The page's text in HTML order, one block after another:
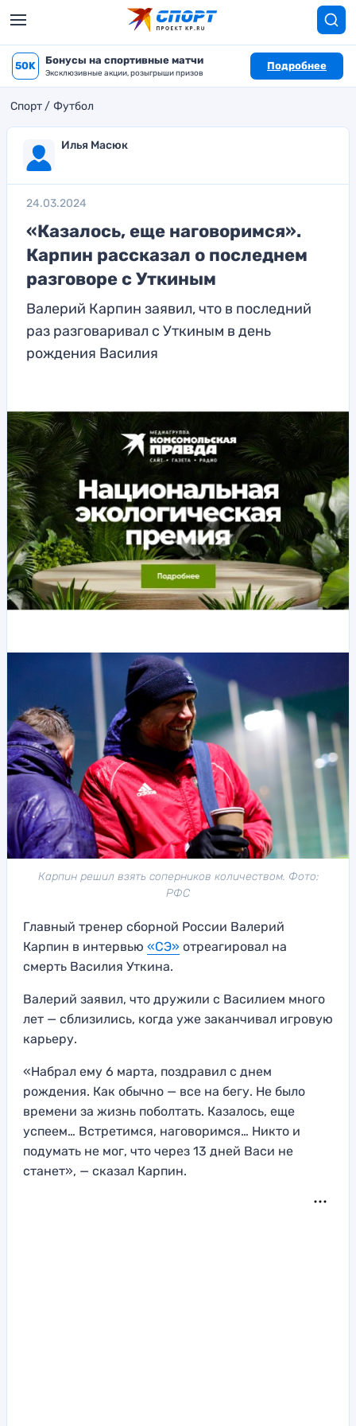
50K Бонусы на спортивные матчи
Эксклюзивные акции, розыгрыши призов
Подробнее
Спорт Футбол
Илья Масюк
24.03.2024
«Казалось, еще наговоримся».
Карпин рассказал о последнем
разговоре с Уткиным
Валерий Карпин заявил, что в последний
раз разговаривал с Уткиным в день
рождения Василия
Карпин решил взять соперников количеством. Фото:
РФС
Главный тренер сборной России Валерий
Карпин в интервью «СЭ» отреагировал на
смерть Василия Уткина.
Валерий заявил, что дружили с Василием много
лет — сблизились, когда уже заканчивал игровую
карьеру.
«Набрал ему 6 марта, поздравил с днем
рождения. Как обычно — все на бегу. Не было
времени за жизнь поболтать. Казалось, еще
успеем… Встретимся, наговоримся… Никто и
подумать не мог, что через 13 дней Васи не
станет», — сказал Карпин.